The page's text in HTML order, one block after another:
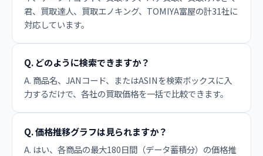
君、買取達人、買取エノキング、TOMIYA富屋の計31社に
対応しています。
Q. どのように検索できますか？
A. 商品名、JANコード、またはASINを検索ボックスに入
力するだけで、各社の買取価格を一括で比較できます。
Q. 価格推移グラフは見られますか？
A. はい、各商品の最大180日間（データ蓄積分）の価格推